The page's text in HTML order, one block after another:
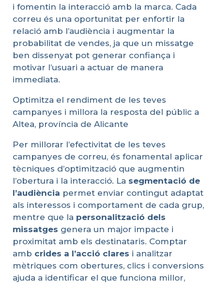
i fomentin la interacció amb la marca. Cada
correu és una oportunitat per enfortir la
relació amb l’audiència i augmentar la
probabilitat de vendes, ja que un missatge
ben dissenyat pot generar confiança i
motivar l’usuari a actuar de manera
immediata.
Optimitza el rendiment de les teves
campanyes i millora la resposta del públic a
Altea, província de Alicante
Per millorar l’efectivitat de les teves
campanyes de correu, és fonamental aplicar
tècniques d’optimització que augmentin
l’obertura i la interacció. La segmentació de
l’audiència permet enviar contingut adaptat
als interessos i comportament de cada grup,
mentre que la personalització dels
missatges genera un major impacte i
proximitat amb els destinataris. Comptar
amb crides a l’acció clares i analitzar
mètriques com obertures, clics i conversions
ajuda a identificar el que funciona millor,